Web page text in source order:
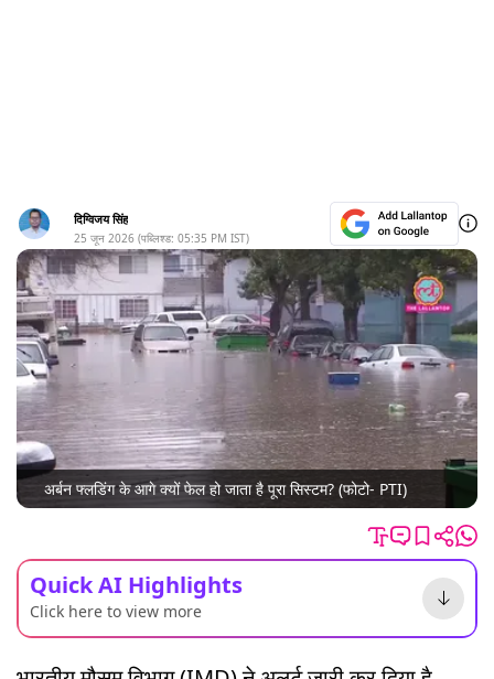
दिग्विजय सिंह
25 जून 2026 (पब्लिश्ड: 05:35 PM IST)
अर्बन फ्लडिंग के आगे क्यों फेल हो जाता है पूरा सिस्टम? (फोटो- PTI)
Quick AI Highlights
Click here to view more